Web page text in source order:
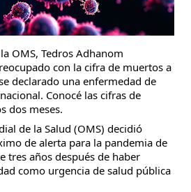
OMS, Tedros Adhanom
con la cifra de muertos a
declarado una enfermedad de
Conocé las cifras de
dos meses.
de la Salud (OMS) decidió
de alerta para la pandemia de
tres años después de haber
como urgencia de salud pública